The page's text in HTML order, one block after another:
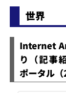
（有斐閣代表取
世界
Internet
り（記事
ポータル（